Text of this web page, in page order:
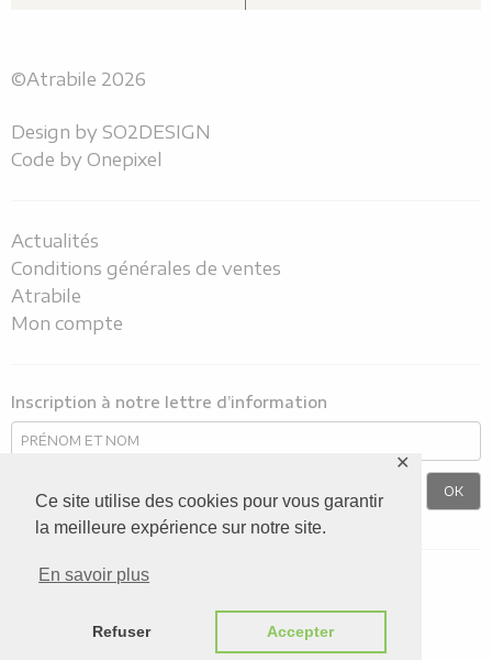
Ce site utilise des cookies pour vous garantir
la meilleure expérience sur notre site.
En savoir plus
Refuser Accepter
✕
©Atrabile 2026
Design by SO2DESIGN
Code by Onepixel
Actualités
Conditions générales de ventes
Atrabile
Mon compte
Inscription à notre lettre d’information
Nous suivre sur